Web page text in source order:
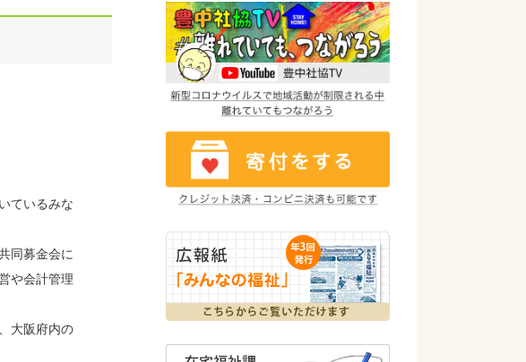
ているみな
同募金会に
や会計管理
大阪府内の